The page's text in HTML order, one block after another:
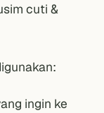
cuti &
ingin ke